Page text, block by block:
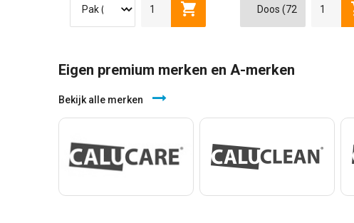
Toevoegen aan winkelwagen
MAAT 7 (XS)
Eigen premium merken en A-merken
Bekijk alle merken